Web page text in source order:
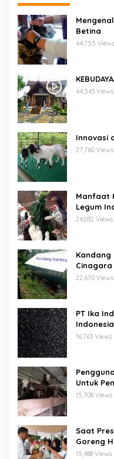
Betina
44,755 Views
44,543 Views
Innovasi
27,760 Views
Manfaat
Legum
Dan Sensi
24,032 Views
Kandang
22,670 Views
PT Ika
16,763 Views
Untuk
Domba/
15,708 Views
Saat
Goreng
15,488 Views